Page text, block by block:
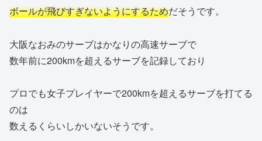
ボールが飛びすぎないようにするためだそうです。
大阪なおみのサーブはかなりの高速サーブで
数年前に200kmを超えるサーブを記録しており
プロでも女子プレイヤーで200kmを超えるサーブを打てる
のは
数えるくらいしかいないそうです。